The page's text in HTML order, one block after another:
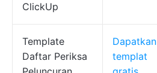
ClickUp
Template
Daftar Periksa
Dapatkan
templat